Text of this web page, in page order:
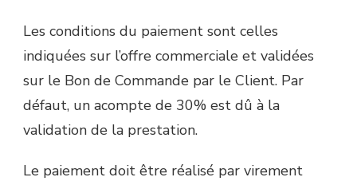
Les conditions du paiement sont celles
indiquées sur l’offre commerciale et validées
sur le Bon de Commande par le Client. Par
défaut, un acompte de 30% est dû à la
validation de la prestation.
Le paiement doit être réalisé par virement